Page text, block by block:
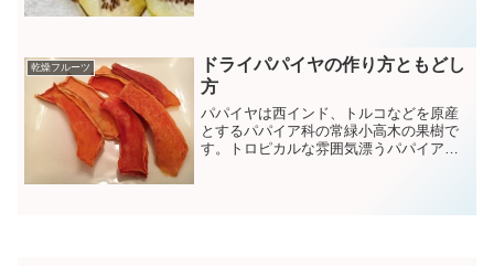
乾燥フルーツ
ドライパパイヤの作り方ともどし
方
パパイヤは西インド、トルコなどを原産
とするパパイア科の常緑小高木の果樹で
す。トロピカルな雰囲気漂うパパイアは